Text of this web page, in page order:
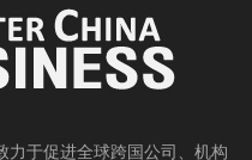
于促进全球跨国公司、机构